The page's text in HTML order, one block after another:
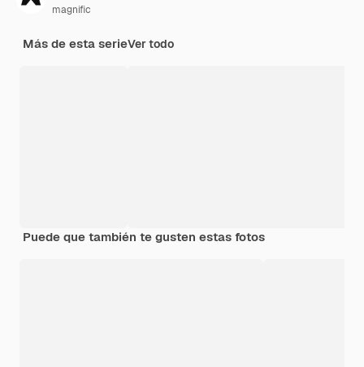
magnific
Más de esta serieVer todo
Puede que también te gusten estas fotos